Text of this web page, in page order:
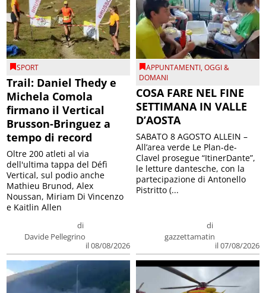
SPORT
Trail: Daniel Thedy e
Michela Comola
firmano il Vertical
Brusson-Bringuez a
tempo di record
di
Davide Pellegrino
il 08/08/2026
Oltre 200 atleti al via
dell'ultima tappa del Défì
Vertical, sul podio anche
Mathieu Brunod, Alex
Noussan, Miriam Di Vincenzo
e Kaitlin Allen
APPUNTAMENTI,OGGI &
DOMANI
COSA FARE NEL FINE
SETTIMANA IN VALLE
D’AOSTA
di
gazzettamatin
il 07/08/2026
SABATO 8 AGOSTO ALLEIN –
All’area verde Le Plan-de-
Clavel prosegue “ItinerDante”,
le letture dantesche, con la
partecipazione di Antonello
Pistritto (...